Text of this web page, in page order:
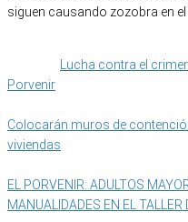
siguen causando zozobra en el
Lucha contra el
Porvenir
Colocarán muros de
viviendas
EL PORVENIR: ADULTOS
MANUALIDADES EN EL